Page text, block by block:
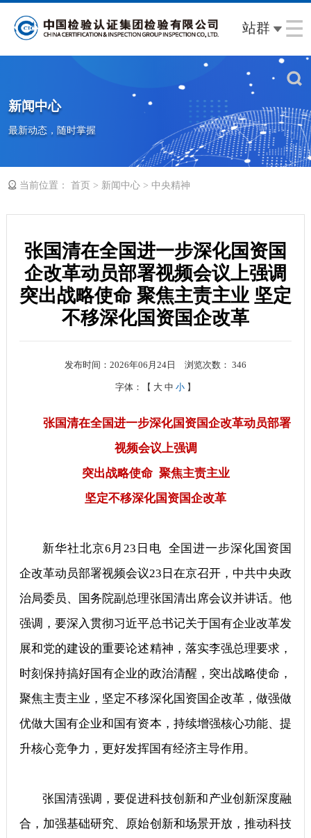
站群
新闻中心
最新动态，随时掌握
当前位置： 首页 > 新闻中心 > 中央精神
张国清在全国进一步深化国资国
企改革动员部署视频会议上强调
突出战略使命 聚焦主责主业 坚定
不移深化国资国企改革
发布时间：2026年06月24日 浏览次数：346
字体：【 大 中 小 】
张国清在全国进一步深化国资国企改革动员部署
视频会议上强调
突出战略使命 聚焦主责主业
坚定不移深化国资国企改革
新华社北京6月23日电 全国进一步深化国资国
企改革动员部署视频会议23日在京召开，中共中央政
治局委员、国务院副总理张国清出席会议并讲话。他
强调，要深入贯彻习近平总书记关于国有企业改革发
展和党的建设的重要论述精神，落实李强总理要求，
时刻保持搞好国有企业的政治清醒，突出战略使命，
聚焦主责主业，坚定不移深化国资国企改革，做强做
优做大国有企业和国有资本，持续增强核心功能、提
升核心竞争力，更好发挥国有经济主导作用。
张国清强调，要促进科技创新和产业创新深度融
合，加强基础研究、原始创新和场景开放，推动科技